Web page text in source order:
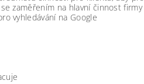
zaměřením na hlavní činnost
vyhledávání na Google